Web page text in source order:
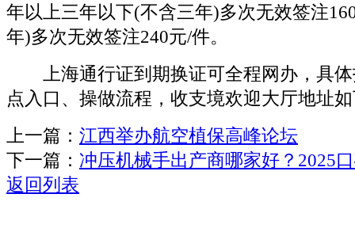
年以上三年以下(不含三年)多次无效签注
年)多次无效签注240元/件。
上海通行证到期换证可全程网办，具体
点入口、操做流程，收支境欢迎大厅地址
上一篇： 江西举办航空植保高峰论坛
下一篇： 冲压机械手出产商哪家好？2025
返回列表